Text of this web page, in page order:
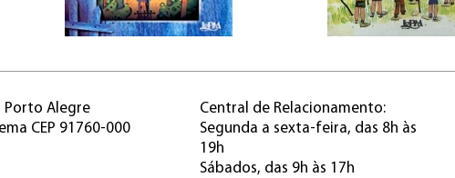
Porto Alegre
CEP 91760-000
Central de Relacionamento:
Segunda a sexta-feira, das 8h às
19h
Sábados, das 9h às 17h